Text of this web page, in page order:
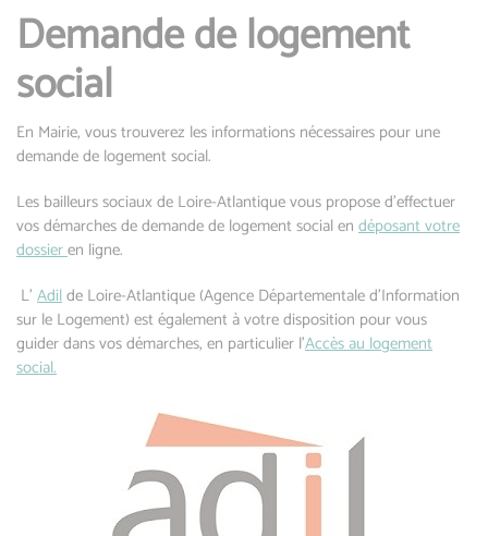
Demande de logement
social
En Mairie, vous trouverez les informations nécessaires pour une
demande de logement social.
Les bailleurs sociaux de Loire-Atlantique vous propose d'effectuer
vos démarches de demande de logement social en déposant votre
dossieren ligne.
L’ Adilde Loire-Atlantique (Agence Départementale d'Information
sur le Logement) est également à votre disposition pour vous
guider dans vos démarches, en particulier l'Accès au logement
social.